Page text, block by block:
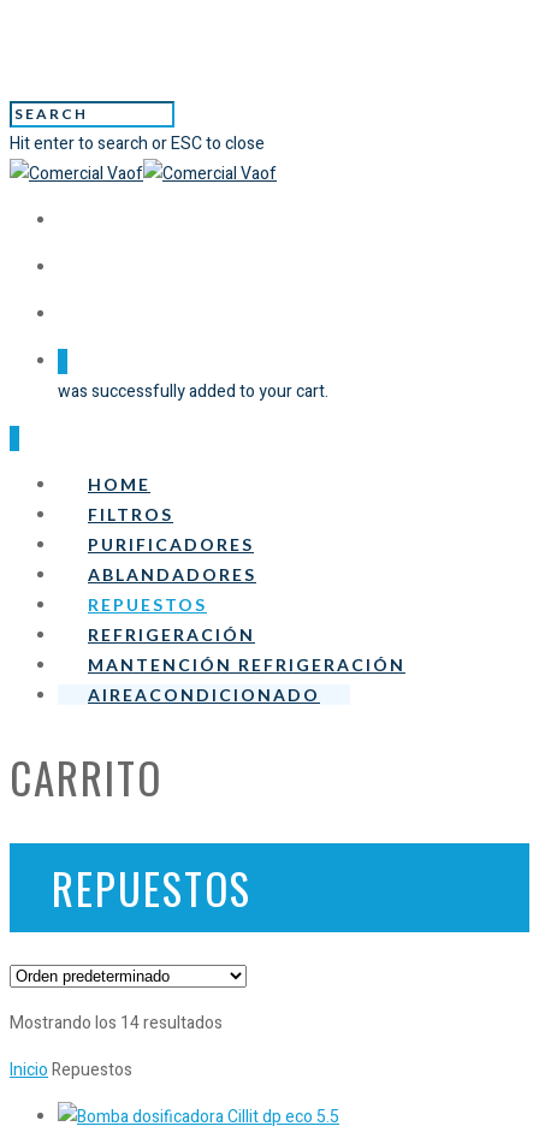
Hit enter to search or ESC to close
was successfully added to your cart.
HOME
FILTROS
PURIFICADORES
ABLANDADORES
REPUESTOS
REFRIGERACIÓN
MANTENCIÓN REFRIGERACIÓN
AIREACONDICIONADO
CARRITO
REPUESTOS
Mostrando los 14 resultados
InicioRepuestos